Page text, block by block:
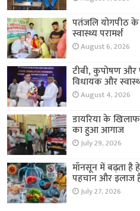
पतंजलि योगपीठ के
स्वास्थ्य परामर्श
August 6, 2026
टीबी, कुपोषण और
विधायक और
August 4, 2026
डायरिया के
का हुआ आगाज
July 29, 2026
मॉनसून में बढ़ता है
पहचान और इलाज
July 27, 2026